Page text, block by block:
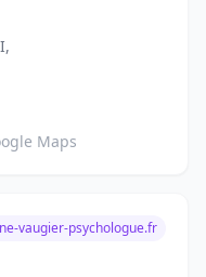
Maps
vaugier-psychologue.fr